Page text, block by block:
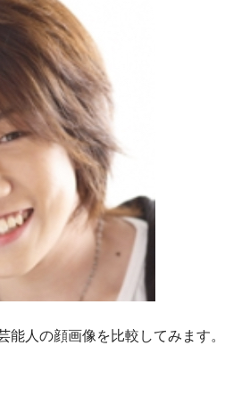
能人の顔画像を比較してみます。